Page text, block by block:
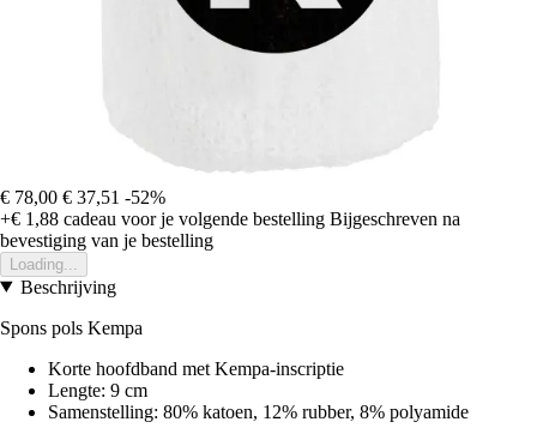
€ 78,00 € 37,51 -52%
+€ 1,88 cadeau voor je volgende bestelling Bijgeschreven na
bevestiging van je bestelling
Loading...
Beschrijving
Spons pols Kempa
Korte hoofdband met Kempa-inscriptie
Lengte: 9 cm
Samenstelling: 80% katoen, 12% rubber, 8% polyamide